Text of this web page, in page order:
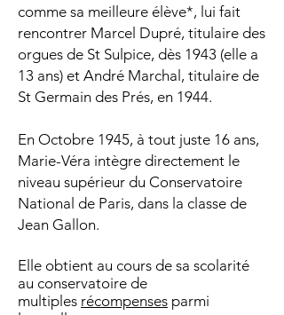
comme sa meilleure élève*, lui fait
rencontrer Marcel Dupré, titulaire des
orgues de St Sulpice, dès 1943 (elle a
13 ans) et André Marchal, titulaire de
St Germain des Prés, en 1944.
En Octobre 1945, à tout juste 16 ans,
Marie-Véra intègre directement le
niveau supérieur du Conservatoire
National de Paris, dans la classe de
Jean Gallon.
Elle obtient au cours de sa scolarité
au conservatoire de
multiples récompenses parmi